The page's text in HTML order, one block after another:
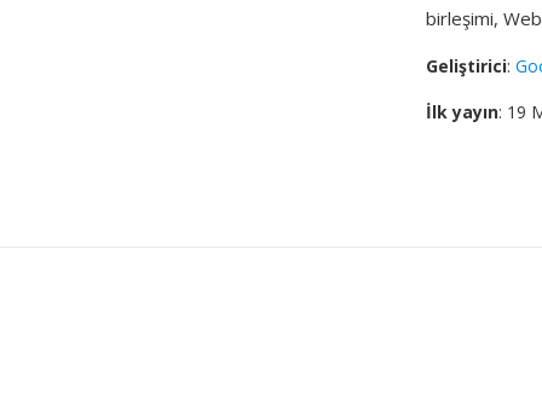
birleşimi,
Geliştirici:
İlk yayın: 19